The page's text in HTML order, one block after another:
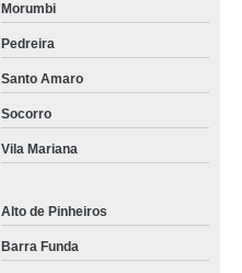
Morumbi
Pedreira
Santo Amaro
Socorro
Vila Mariana
Alto de Pinheiros
Barra Funda